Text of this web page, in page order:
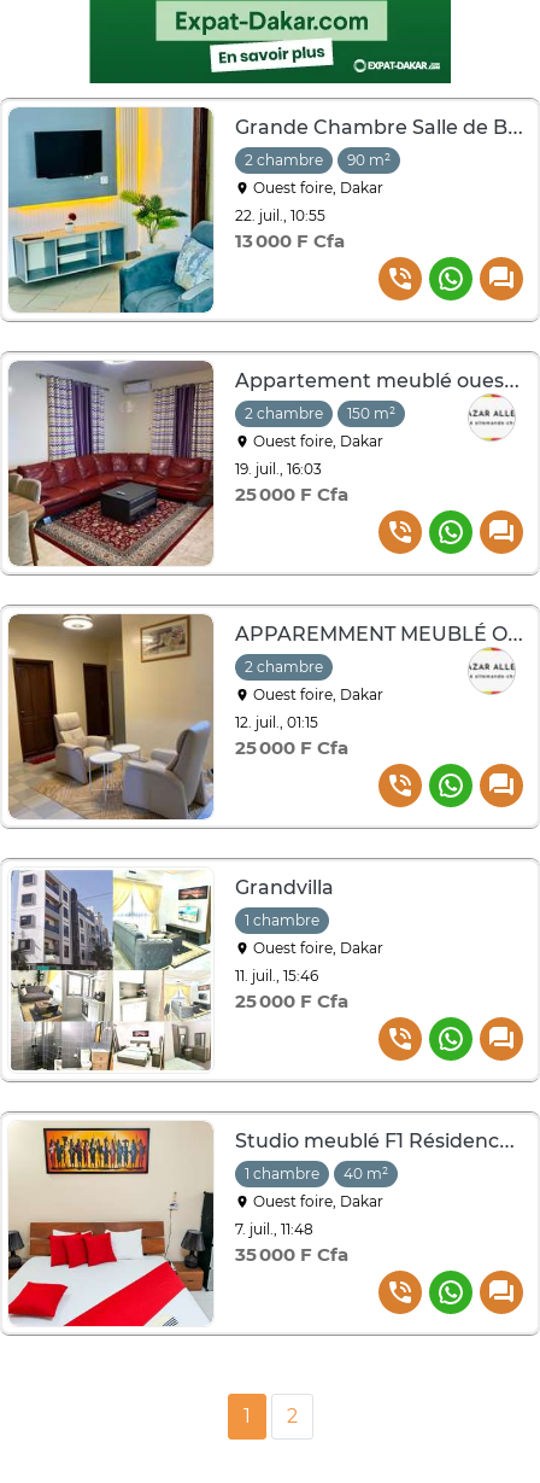
Grande Chambre Salle de Bain climatisee
2 chambre
90 m²
Ouest foire, Dakar
22. juil., 10:55
13 000 F Cfa
Appartement meublé ouest foire cité Air Afrique
2 chambre
150 m²
Ouest foire, Dakar
19. juil., 16:03
25 000 F Cfa
APPAREMMENT MEUBLÉ OUEST FOIRE
2 chambre
Ouest foire, Dakar
12. juil., 01:15
25 000 F Cfa
Grandvilla
1 chambre
Ouest foire, Dakar
11. juil., 15:46
25 000 F Cfa
Studio meublé F1 Résidence Amani – Calme, Parking & Confort
1 chambre
40 m²
Ouest foire, Dakar
7. juil., 11:48
35 000 F Cfa
1 2